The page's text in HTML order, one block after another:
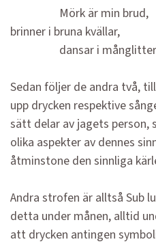
Mörk är min brud,
brinner i bruna kvällar,
dansar i
Sedan följer de andra två,
upp drycken respektive
sätt delar av jagets
olika aspekter av dennes
åtminstone den sinnliga
Andra strofen är alltså Sub
detta under månen, alltid
att drycken antingen